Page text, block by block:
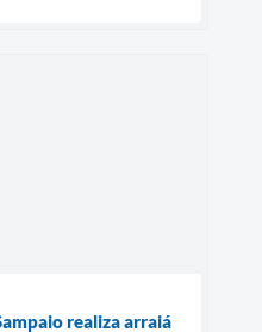
realiza arraiá